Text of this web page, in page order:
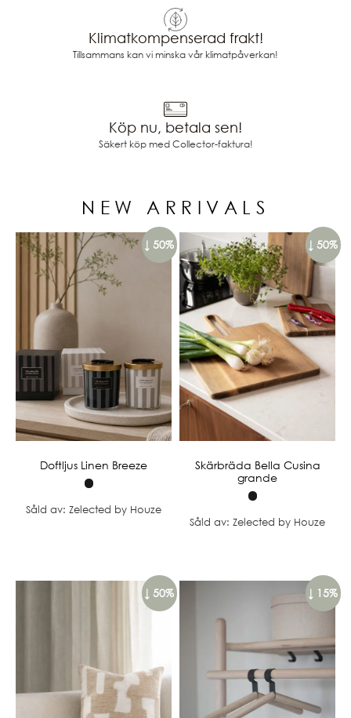
Klimatkompenserad frakt!
Tillsammans kan vi minska vår klimatpåverkan!
Köp nu, betala sen!
Säkert köp med Collector-faktura!
NEW ARRIVALS
↓ 50%
Doftljus Linen Breeze
Såld av: Zelected by Houze
↓ 50%
Skärbräda Bella Cusina
grande
Såld av: Zelected by Houze
↓ 50% ↓ 15%